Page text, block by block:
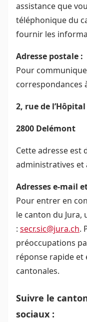
assistance que
téléphonique du
fournir les
Adresse postale :
Pour
correspondances
2, rue de l’Hôpital
2800 Delémont
Cette adresse est
administratives et
Adresses e-mail
Pour entrer en
le canton du Jura,
: secr.sic@jura.ch.
préoccupations
réponse rapide et
cantonales.
Suivre le
sociaux :